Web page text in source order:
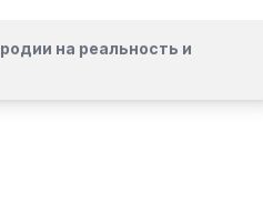
на реальность и